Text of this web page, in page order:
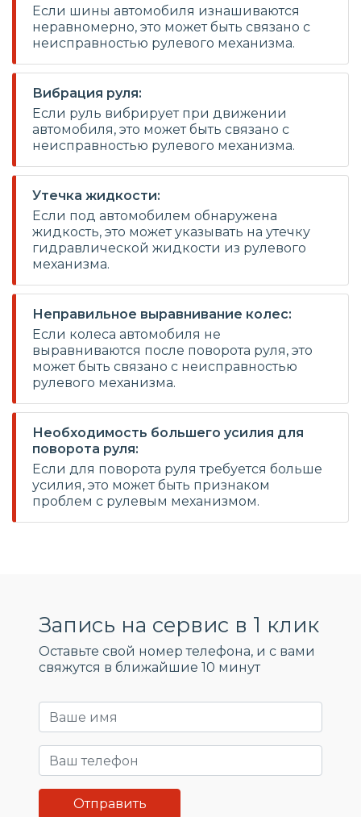
Если шины автомобиля изнашиваются
неравномерно, это может быть связано с
неисправностью рулевого механизма.
Вибрация руля:
Если руль вибрирует при движении
автомобиля, это может быть связано с
неисправностью рулевого механизма.
Утечка жидкости:
Если под автомобилем обнаружена
жидкость, это может указывать на утечку
гидравлической жидкости из рулевого
механизма.
Неправильное выравнивание колес:
Если колеса автомобиля не
выравниваются после поворота руля, это
может быть связано с неисправностью
рулевого механизма.
Необходимость большего усилия для
поворота руля:
Если для поворота руля требуется больше
усилия, это может быть признаком
проблем с рулевым механизмом.
Запись на сервис в 1 клик
Оставьте свой номер телефона, и c вами
свяжутся в ближайшие 10 минут